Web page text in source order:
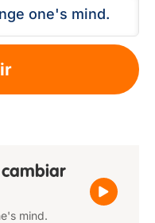
mind.